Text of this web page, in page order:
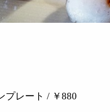
プレート / ￥880